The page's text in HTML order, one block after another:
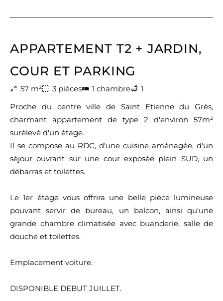
APPARTEMENT T2 + JARDIN,
COUR ET PARKING
57 m² 3 pièces 1 chambre
1
Proche du centre ville de Saint Etienne du Grès,
charmant appartement de type 2 d'environ 57m²
surélevé d'un étage.
Il se compose au RDC, d'une cuisine aménagée, d'un
séjour ouvrant sur une cour exposée plein SUD, un
débarras et toilettes.
Le 1er étage vous offrira une belle pièce lumineuse
pouvant servir de bureau, un balcon, ainsi qu'une
grande chambre climatisée avec buanderie, salle de
douche et toilettes.
Emplacement voiture.
DISPONIBLE DEBUT JUILLET.